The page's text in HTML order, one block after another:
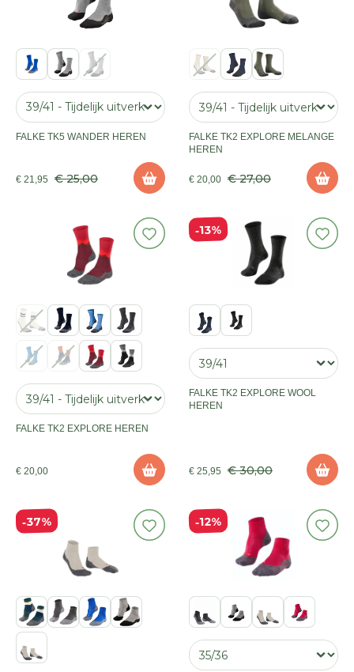
FALKE TK5 WANDER HEREN
€ 21,95 € 25,00
FALKE TK2 EXPLORE MELANGE
HEREN
€ 20,00 € 27,00
FALKE TK2 EXPLORE HEREN
€ 20,00
13%
FALKE TK2 EXPLORE WOOL
HEREN
€ 25,95 € 30,00
37% 12%